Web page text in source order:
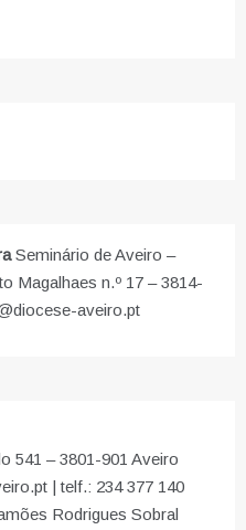
Seminário de Aveiro –
Magalhaes n.º 17 – 3814-
aveiro.pt
541 – 3801-901 Aveiro
| telf.: 234 377 140
Rodrigues Sobral